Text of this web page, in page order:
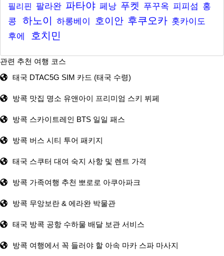
필리핀 팔라완 파타야 페낭 푸켓 푸꾸옥 피피섬 홍
콩
하노이 하롱베이 호이안 후쿠오카 홋카이도
후에
호치민
관련 추천 여행 코스
태국 DTAC5G SIM 카드 (태국 수령)
방콕 맛집 명소 유앤아이 프리미엄 스키 뷔페
방콕 스카이트레인 BTS 일일 패스
방콕 버스 시티 투어 패키지
태국 스쿠터 대여 숙지 사항 및 렌트 가격
방콕 가족여행 추천 뽀로로 아쿠아파크
방콕 무앙보란 & 에라완 박물관
태국 방콕 공항 수하물 배달 보관 서비스
방콕 여행에서 꼭 들러야 할 아속 마카 스파 마사지